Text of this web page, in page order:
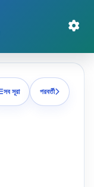
সব সূরা পরবর্তী